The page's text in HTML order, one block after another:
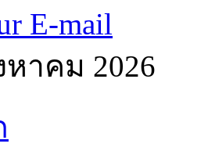
E-mail
หาคม 2026